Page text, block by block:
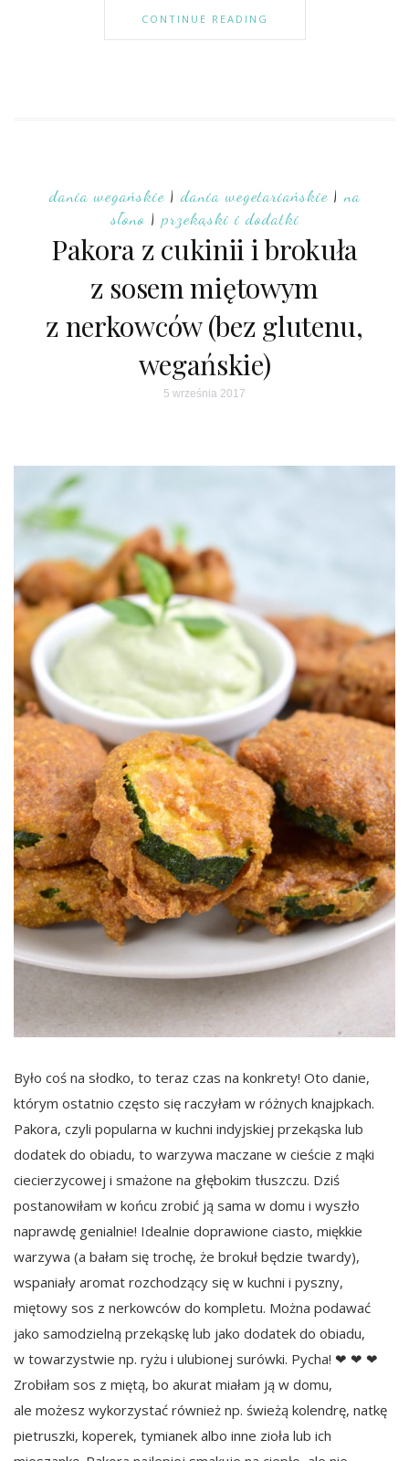
CONTINUE READING
dania wegańskie|dania wegetariańskie| na
słono| przekąski i dodatki
Pakora z cukinii i brokuła
z sosem miętowym
z nerkowców (bez glutenu,
wegańskie)
5 września 2017
Było coś na słodko, to teraz czas na konkrety! Oto danie,
którym ostatnio często się raczyłam w różnych knajpkach.
Pakora, czyli popularna w kuchni indyjskiej przekąska lub
dodatek do obiadu, to warzywa maczane w cieście z mąki
ciecierzycowej i smażone na głębokim tłuszczu. Dziś
postanowiłam w końcu zrobić ją sama w domu i wyszło
naprawdę genialnie! Idealnie doprawione ciasto, miękkie
warzywa (a bałam się trochę, że brokuł będzie twardy),
wspaniały aromat rozchodzący się w kuchni i pyszny,
miętowy sos z nerkowców do kompletu. Można podawać
jako samodzielną przekąskę lub jako dodatek do obiadu,
w towarzystwie np. ryżu i ulubionej surówki. Pycha! ❤ ❤ ❤
Zrobiłam sos z miętą, bo akurat miałam ją w domu,
ale możesz wykorzystać również np. świeżą kolendrę, natkę
pietruszki, koperek, tymianek albo inne zioła lub ich